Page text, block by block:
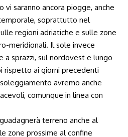
vi saranno ancora piogge, anche
soprattutto nel
regioni adriatiche e sulle zone
meridionali. Il sole invece
a sprazzi, sul nordovest e lungo
rispetto ai giorni precedenti
avremo anche
comunque in linea con
terreno anche al
zone prossime al confine